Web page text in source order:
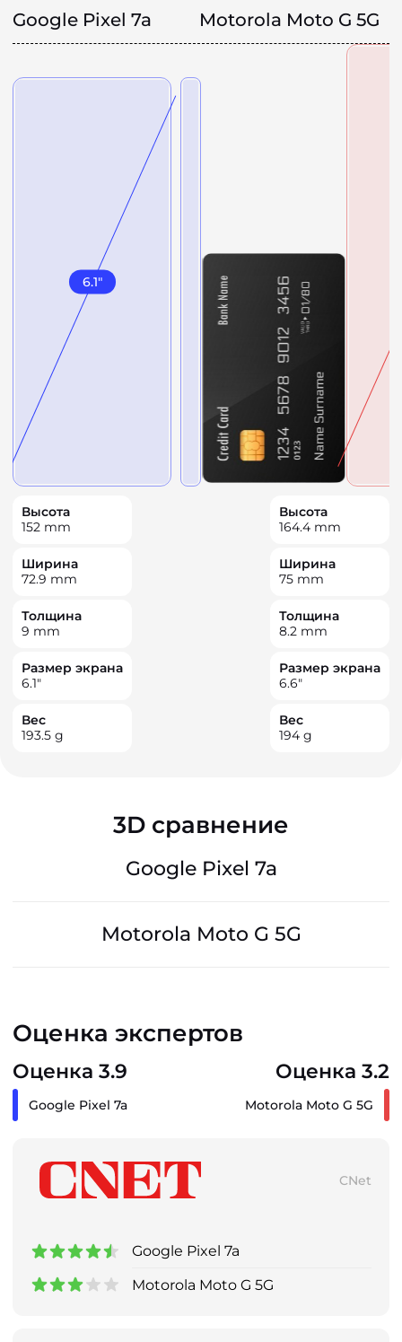
Google Pixel 7a Motorola Moto G 5G
6.1"
Высота
152 mm
Ширина
72.9 mm
Толщина
9 mm
Размер экрана
6.1"
Вес
193.5 g
Высота
164.4 mm
Ширина
75 mm
Толщина
8.2 mm
Размер экрана
6.6"
Вес
194 g
3D сравнение
Google Pixel 7a
Motorola Moto G 5G
Оценка экспертов
Оценка 3.9 Оценка 3.2
Google Pixel 7a Motorola Moto G 5G
CNet
Google Pixel 7a
Motorola Moto G 5G